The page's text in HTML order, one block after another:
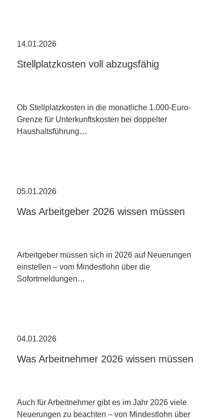
14.01.2026
Stellplatzkosten voll abzugsfähig
Ob Stellplatzkosten in die monatliche 1.000-Euro-
Grenze für Unterkunftskosten bei doppelter
Haushaltsführung…
05.01.2026
Was Arbeitgeber 2026 wissen müssen
Arbeitgeber müssen sich in 2026 auf Neuerungen
einstellen – vom Mindestlohn über die
Sofortmeldungen…
04.01.2026
Was Arbeitnehmer 2026 wissen müssen
Auch für Arbeitnehmer gibt es im Jahr 2026 viele
Neuerungen zu beachten – von Mindestlohn über